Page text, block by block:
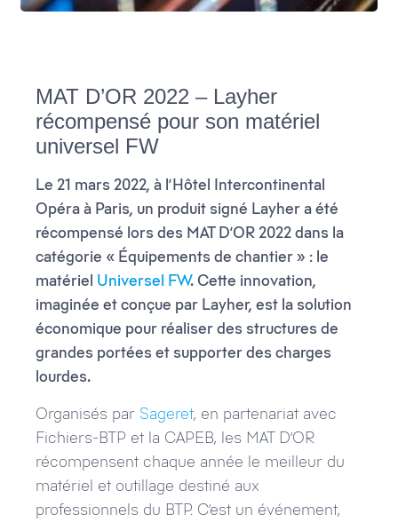
MAT D’OR 2022 – Layher
récompensé pour son matériel
universel FW
Le 21 mars 2022, à l’Hôtel Intercontinental
Opéra à Paris, un produit signé Layher a été
récompensé lors des MAT D’OR 2022 dans la
catégorie « Équipements de chantier » : le
matériel Universel FW. Cette innovation,
imaginée et conçue par Layher, est la solution
économique pour réaliser des structures de
grandes portées et supporter des charges
lourdes.
Organisés par Sageret, en partenariat avec
Fichiers-BTP et la CAPEB, les MAT D’OR
récompensent chaque année le meilleur du
matériel et outillage destiné aux
professionnels du BTP. C’est un événement,